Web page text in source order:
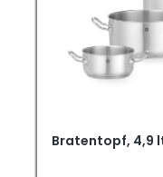
Bratentopf, 4,9